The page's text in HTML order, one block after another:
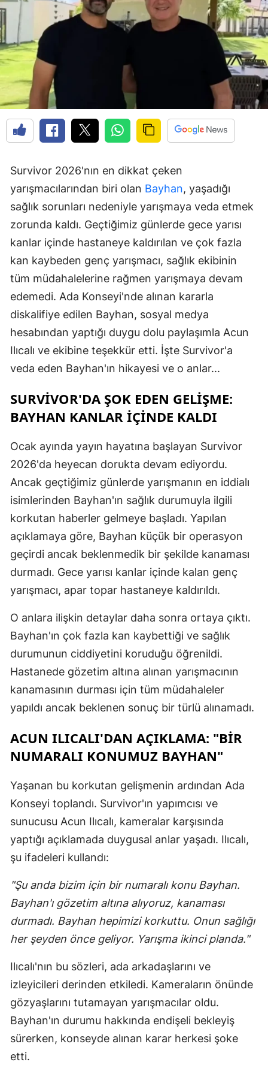
Survivor 2026'nın en dikkat çeken
yarışmacılarından biri olan Bayhan, yaşadığı
sağlık sorunları nedeniyle yarışmaya veda etmek
zorunda kaldı. Geçtiğimiz günlerde gece yarısı
kanlar içinde hastaneye kaldırılan ve çok fazla
kan kaybeden genç yarışmacı, sağlık ekibinin
tüm müdahalelerine rağmen yarışmaya devam
edemedi. Ada Konseyi'nde alınan kararla
diskalifiye edilen Bayhan, sosyal medya
hesabından yaptığı duygu dolu paylaşımla Acun
Ilıcalı ve ekibine teşekkür etti. İşte Survivor'a
veda eden Bayhan'ın hikayesi ve o anlar...
SURVIVOR'DA ŞOK EDEN GELIŞME:
BAYHAN KANLAR İÇINDE KALDI
Ocak ayında yayın hayatına başlayan Survivor
2026'da heyecan dorukta devam ediyordu.
Ancak geçtiğimiz günlerde yarışmanın en iddialı
isimlerinden Bayhan'ın sağlık durumuyla ilgili
korkutan haberler gelmeye başladı. Yapılan
açıklamaya göre, Bayhan küçük bir operasyon
geçirdi ancak beklenmedik bir şekilde kanaması
durmadı. Gece yarısı kanlar içinde kalan genç
yarışmacı, apar topar hastaneye kaldırıldı.
O anlara ilişkin detaylar daha sonra ortaya çıktı.
Bayhan'ın çok fazla kan kaybettiği ve sağlık
durumunun ciddiyetini koruduğu öğrenildi.
Hastanede gözetim altına alınan yarışmacının
kanamasının durması için tüm müdahaleler
yapıldı ancak beklenen sonuç bir türlü alınamadı.
ACUN ILICALI'DAN AÇIKLAMA: "BIR
NUMARALI KONUMUZ BAYHAN"
Yaşanan bu korkutan gelişmenin ardından Ada
Konseyi toplandı. Survivor'ın yapımcısı ve
sunucusu Acun Ilıcalı, kameralar karşısında
yaptığı açıklamada duygusal anlar yaşadı. Ilıcalı,
şu ifadeleri kullandı:
"Şu anda bizim için bir numaralı konu Bayhan.
Bayhan'ı gözetim altına alıyoruz, kanaması
durmadı. Bayhan hepimizi korkuttu. Onun sağlığı
her şeyden önce geliyor. Yarışma ikinci planda."
Ilıcalı'nın bu sözleri, ada arkadaşlarını ve
izleyicileri derinden etkiledi. Kameraların önünde
gözyaşlarını tutamayan yarışmacılar oldu.
Bayhan'ın durumu hakkında endişeli bekleyiş
sürerken, konseyde alınan karar herkesi şoke
etti.